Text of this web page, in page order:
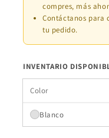
compres, más
Contáctanos para
tu pedido.
INVENTARIO
Color
Blanco